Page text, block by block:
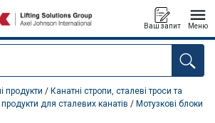
Ваш запит Меню
продукти / Канатні стропи, сталеві троси та
для сталевих канатів / Мотузкові блоки